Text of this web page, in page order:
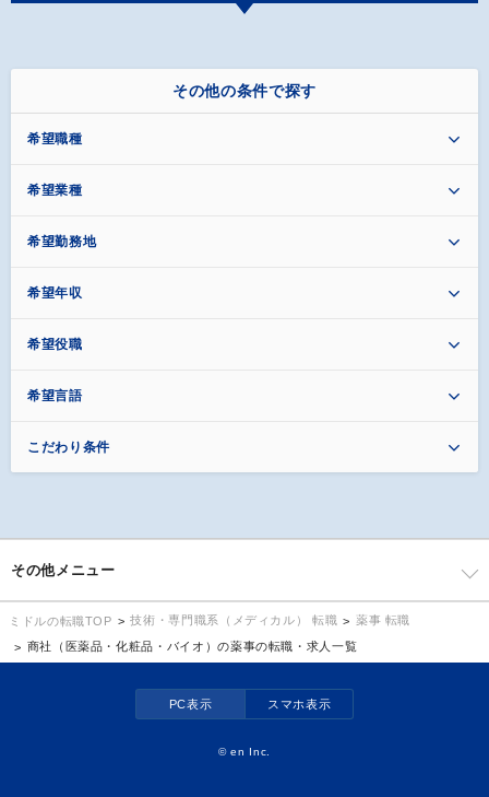
その他の条件で探す
希望職種
希望業種
希望勤務地
希望年収
希望役職
希望言語
こだわり条件
その他メニュー
ミドルの転職TOP 技術・専門職系（メディカル） 転職
薬事 転職
商社（医薬品・化粧品・バイオ）の薬事の転職・求人一覧
PC表示 スマホ表示
©en Inc.